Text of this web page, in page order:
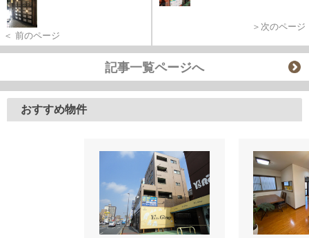
＜ 前のページ
＞次のページ
記事一覧ページへ
おすすめ物件